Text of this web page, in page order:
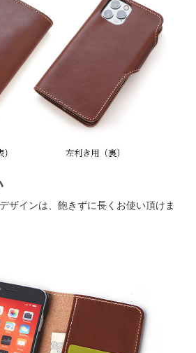
ザインは、飽きずに長くお使い頂けま